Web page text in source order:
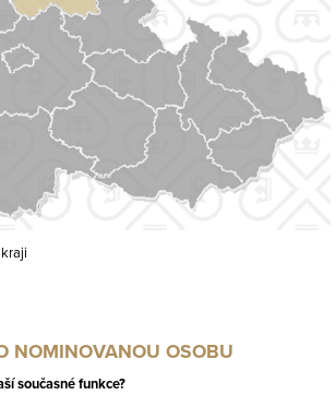
NOMINOVANOU OSOBU
současné funkce?